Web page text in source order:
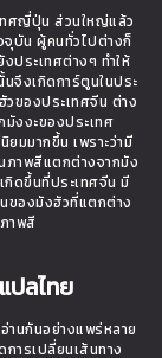
ทศญี่ปุ่น ส่วนใหญ่แล้ว
จุบัน ผู้คนทั่วไปต่างก็
ประเทศต่างๆ ทำให้
จึงเกิดการ์ตูนในประ
วของประเทศจีน ต่าง
มังงะของประเทศ
ยมมากขึ้น เพราะว่ามี
ภาพสีแตกต่างจากมัง
กิดขึ้นที่ประเทศจีน มี
ของมังฮัวที่แตกต่าง
าพสี
ปลไทย
านกันอย่างแพร่หลาย
ารเปลี่ยนเส้นทาง